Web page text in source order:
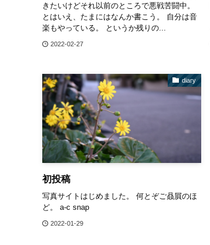
きたいけどそれ以前のところで悪戦苦闘中。
とはいえ、たまにはなんか書こう。 自分は音
楽もやっている。 というか残りの...
2022-02-27
diary
初投稿
写真サイトはじめました。 何とぞご贔屓のほ
ど。 a-c snap
2022-01-29